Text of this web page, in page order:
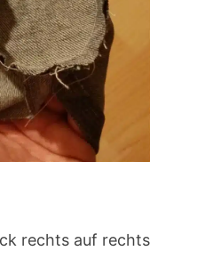
rechts auf rechts